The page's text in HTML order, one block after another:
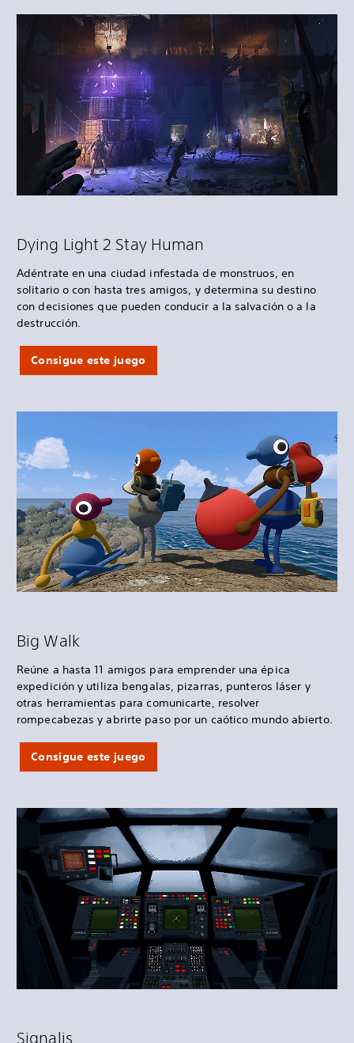
Dying Light 2 Stay Human
Adéntrate en una ciudad infestada de monstruos, en
solitario o con hasta tres amigos, y determina su destino
con decisiones que pueden conducir a la salvación o a la
destrucción.
Consigue este juego
Big Walk
Reúne a hasta 11 amigos para emprender una épica
expedición y utiliza bengalas, pizarras, punteros láser y
otras herramientas para comunicarte, resolver
rompecabezas y abrirte paso por un caótico mundo abierto.
Consigue este juego
Signalis